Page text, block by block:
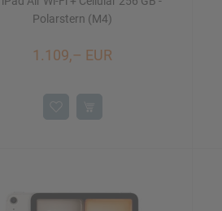
Polarstern (M4)
1.109,– EUR